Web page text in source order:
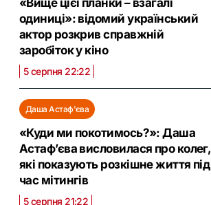
одиниці»: відомий український
актор розкрив справжній
заробіток у кіно
5 серпня 22:22
Даша Астаф'єва
«Куди ми покотимось?»: Даша
Астаф’єва висловилася про колег,
які показують розкішне життя під
час мітингів
5 серпня 21:22